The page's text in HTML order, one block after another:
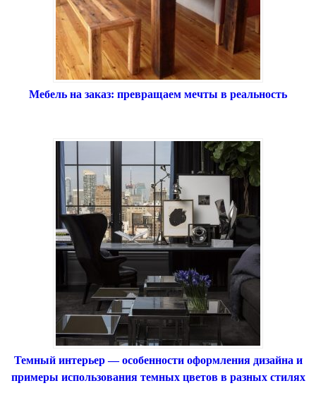
Мебель на заказ: превращаем мечты в реальность
Темный интерьер — особенности оформления дизайна и
примеры использования темных цветов в разных стилях